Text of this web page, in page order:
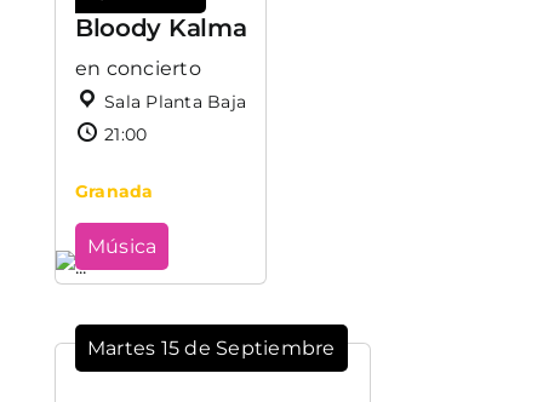
Bloody Kalma
en concierto
Sala Planta Baja
21:00
Granada
Música
Martes 15 de Septiembre